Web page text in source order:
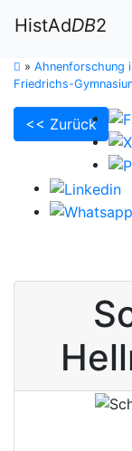
HistAdDB2
» Ahnenforschung
Friedrichs-
<< Zurück